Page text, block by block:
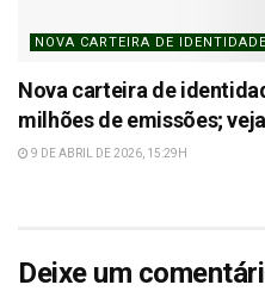
NOVA CARTEIRA DE IDENTIDADE
Nova carteira de
milhões de emissões;
9 DE ABRIL DE 2026, 15:29H
Deixe um